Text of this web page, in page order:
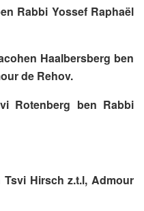
Rabbi Yossef Raphaël
Haalbersberg ben
de Rehov.
Rotenberg ben Rabbi
Hirsch z.t.l, Admour